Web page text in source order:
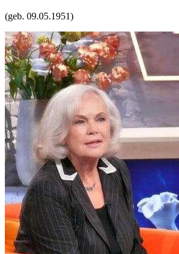
(geb. 09.05.1951)